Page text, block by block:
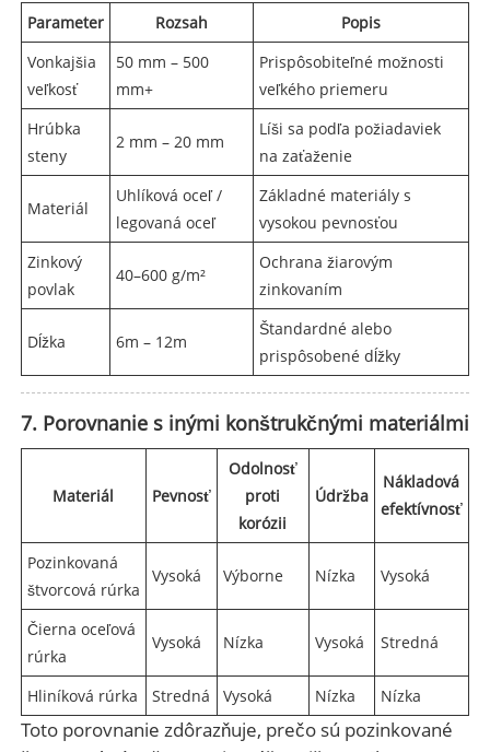
Parameter Rozsah
Popis
Vonkajšia
veľkosť
50 mm – 500
mm+
Prispôsobiteľné možnosti
veľkého priemeru
Hrúbka
steny
2 mm – 20 mm
Líši sa podľa požiadaviek
na zaťaženie
Materiál
Uhlíková oceľ /
legovaná oceľ
Základné materiály s
vysokou pevnosťou
Zinkový
povlak
40–600 g/m²
Ochrana žiarovým
zinkovaním
Dĺžka 6m – 12m
Štandardné alebo
prispôsobené dĺžky
7. Porovnanie s inými konštrukčnými materiálmi
Materiál Pevnosť
Odolnosť
proti
korózii
Údržba
Nákladová
efektívnosť
Pozinkovaná
štvorcová rúrka
Vysoká Výborne Nízka Vysoká
Čierna oceľová
rúrka
Vysoká Nízka Vysoká Stredná
Hliníková rúrka Stredná Vysoká Nízka Nízka
Toto porovnanie zdôrazňuje, prečo sú pozinkované